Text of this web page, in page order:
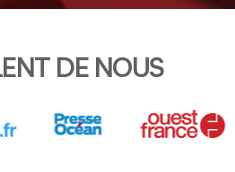
DE NOUS